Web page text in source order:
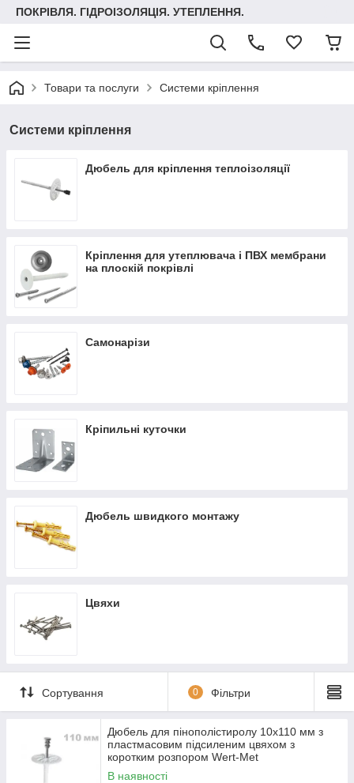
ПОКРІВЛЯ. ГІДРОІЗОЛЯЦІЯ. УТЕПЛЕННЯ.
Товари та послуги Системи кріплення
Системи кріплення
Дюбель для кріплення теплоізоляції
Кріплення для утеплювача і ПВХ мембрани
на плоскій покрівлі
Самонарізи
Кріпильні куточки
Дюбель швидкого монтажу
Цвяхи
Сортування 0 Фільтри
Дюбель для пінополістиролу 10x110 мм з
пластмасовим підсиленим цвяхом з
коротким розпором Wert-Met
В наявності